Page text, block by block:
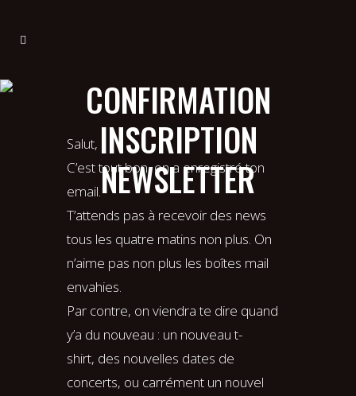
CONFIRMATION
INSCRIPTION
NEWSLETTER
Salut,
C’est tout bon, on a enregistré ton
email.
T’attends pas à recevoir des news
tous les quatre matins non plus. On
n’aime pas non plus les boîtes mail
envahies.
Par contre, on viendra te dire quand
y’a du nouveau : un nouveau t-
shirt, des nouvelles dates de
concerts, ou carrément un nouvel